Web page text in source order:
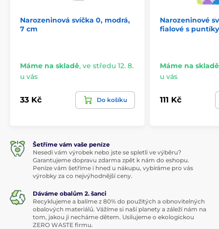
Narozeninová svíčka 0, modrá,
7 cm
Máme na skladě, ve středu 12. 8.
u vás
33 Kč Do košíku
Narozeninové
fialové s
Máme na skladě
u vás
111 Kč
Šetříme vám vaše peníze
Nesedí vám výrobek nebo jste se spletli ve výběru?
Garantujeme dopravu zdarma zpět k nám do eshopu.
Peníze vám šetříme i hned u nákupu, vybíráme pro vás
výrobky za co nejvýhodnější ceny.
Dáváme obalům 2. šanci
Recyklujeme a balíme z 80% do použitých a obnovitelných
obalových materiálů. Vážíme si naší planety a záleží nám na
tom, jakou ji necháme dětem. Usilujeme o ekologickou
ZERO WASTE firmu.